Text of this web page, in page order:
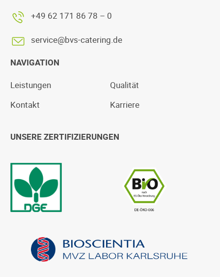
+49 62 171 86 78 – 0
service@bvs-catering.de
NAVIGATION
Leistungen
Qualität
Kontakt
Karriere
UNSERE ZERTIFIZIERUNGEN